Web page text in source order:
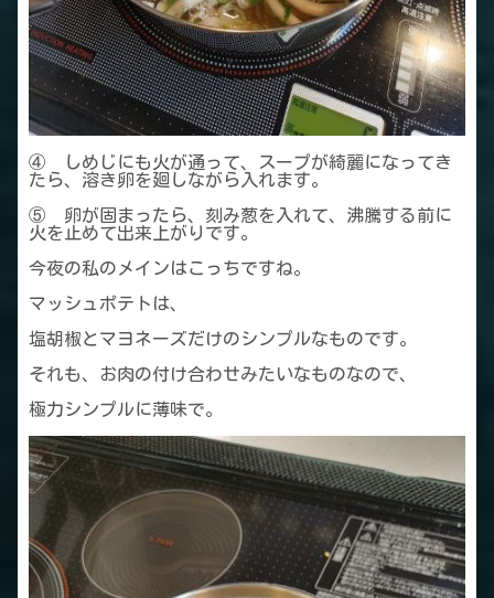
④ しめじにも火が通って、スープが綺麗になってき
たら、溶き卵を廻しながら入れます。
⑤ 卵が固まったら、刻み葱を入れて、沸騰する前に
火を止めて出来上がりです。
今夜の私のメインはこっちですね。
マッシュポテトは、
塩胡椒とマヨネーズだけのシンプルなものです。
それも、お肉の付け合わせみたいなものなので、
極力シンプルに薄味で。